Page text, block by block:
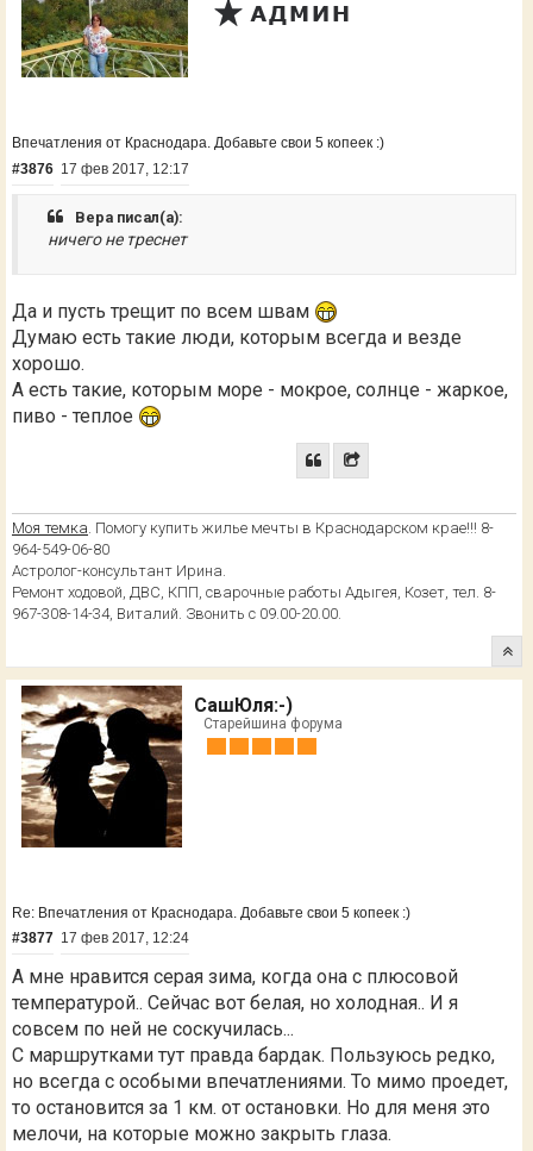
Впечатления от Краснодара. Добавьте свои 5 копеек :)
#3876 17 фев 2017, 12:17
Вера писал(а):
ничего не треснет
Да и пусть трещит по всем швам
Думаю есть такие люди, которым всегда и везде
хорошо.
А есть такие, которым море - мокрое, солнце - жаркое,
пиво - теплое
Моя темка . Помогу купить жилье мечты в Краснодарском крае!!! 8-
964-549-06-80
Астролог-консультант Ирина.
Ремонт ходовой, ДВС, КПП, сварочные работы Адыгея, Козет, тел. 8-
967-308-14-34, Виталий. Звонить с 09.00-20.00.
СашЮля:-)
Старейшина форума
Re: Впечатления от Краснодара. Добавьте свои 5 копеек :)
#3877 17 фев 2017, 12:24
А мне нравится серая зима, когда она с плюсовой
температурой.. Сейчас вот белая, но холодная.. И я
совсем по ней не соскучилась...
С маршрутками тут правда бардак. Пользуюсь редко,
но всегда с особыми впечатлениями. То мимо проедет,
то остановится за 1 км. от остановки. Но для меня это
мелочи, на которые можно закрыть глаза.